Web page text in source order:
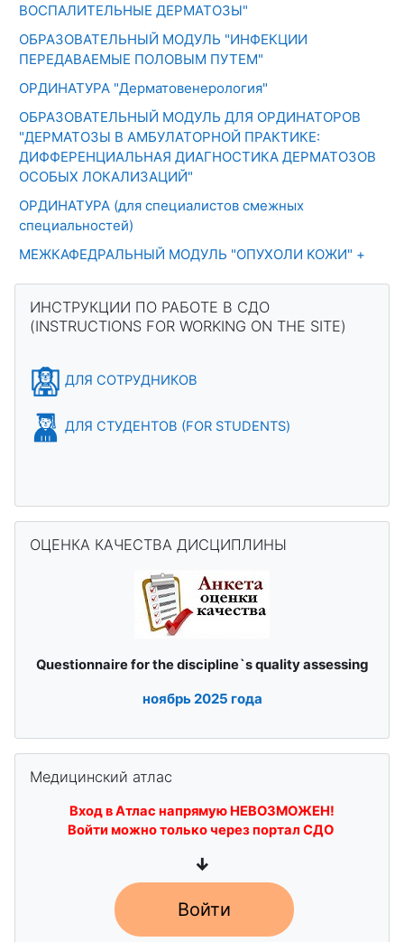
ВОСПАЛИТЕЛЬНЫЕ ДЕРМАТОЗЫ"
ОБРАЗОВАТЕЛЬНЫЙ МОДУЛЬ "ИНФЕКЦИИ
ПЕРЕДАВАЕМЫЕ ПОЛОВЫМ ПУТЕМ"
ОРДИНАТУРА "Дерматовенерология"
ОБРАЗОВАТЕЛЬНЫЙ МОДУЛЬ ДЛЯ ОРДИНАТОРОВ
"ДЕРМАТОЗЫ В АМБУЛАТОРНОЙ ПРАКТИКЕ:
ДИФФЕРЕНЦИАЛЬНАЯ ДИАГНОСТИКА ДЕРМАТОЗОВ
ОСОБЫХ ЛОКАЛИЗАЦИЙ"
ОРДИНАТУРА (для специалистов смежных
специальностей)
МЕЖКАФЕДРАЛЬНЫЙ МОДУЛЬ "ОПУХОЛИ КОЖИ" +
Блоки
ИНСТРУКЦИИ ПО РАБОТЕ В СДО
(INSTRUCTIONS FOR WORKING ON THE SITE)
ДЛЯ СОТРУДНИКОВ
ДЛЯ СТУДЕНТОВ (FOR STUDENTS)
ОЦЕНКА КАЧЕСТВА ДИСЦИПЛИНЫ
Questionnaire for the discipline`squality assessing
ноябрь2025 года
Медицинский атлас
Вход в Атлас напрямую НЕВОЗМОЖЕН!
Войти можно только через портал СДО
↓
Войти